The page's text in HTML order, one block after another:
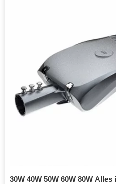
30W 40W 50W 60W 80W